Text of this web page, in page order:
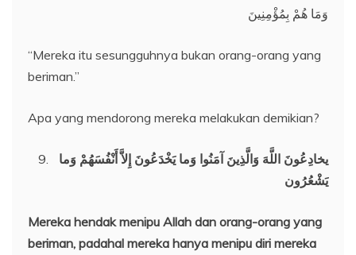
وَمَا هُمْ بِمُؤْمِنِينَ
“Mereka itu sesungguhnya bukan orang-orang yang
beriman.”
Apa yang mendorong mereka melakukan demikian?
يخادِعُونَ اللَّهَ وَالَّذِينَ آمَنُوا وَما يَخْدَعُونَ إِلاَّ أَنْفُسَهُمْ وَما
يَشْعُرُون
Mereka hendak menipu Allah dan orang-orang yang
beriman, padahal mereka hanya menipu diri mereka